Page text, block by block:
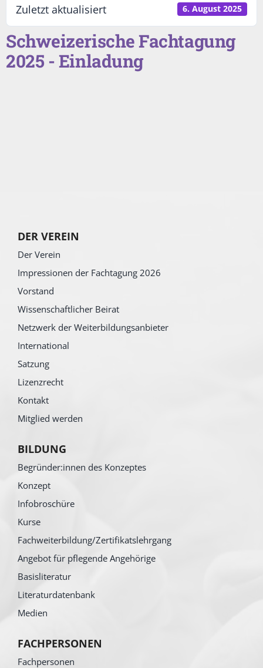
Zuletzt aktualisiert 6. August 2025
Schweizerische Fachtagung
2025 - Einladung
DER VEREIN
Der Verein
Impressionen der Fachtagung 2026
Vorstand
Wissenschaftlicher Beirat
Netzwerk der Weiterbildungsanbieter
International
Satzung
Lizenzrecht
Kontakt
Mitglied werden
BILDUNG
Begründer:innen des Konzeptes
Konzept
Infobroschüre
Kurse
Fachweiterbildung/Zertifikatslehrgang
Angebot für pflegende Angehörige
Basisliteratur
Literaturdatenbank
Medien
FACHPERSONEN
Fachpersonen